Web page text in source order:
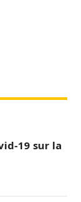
19 sur la